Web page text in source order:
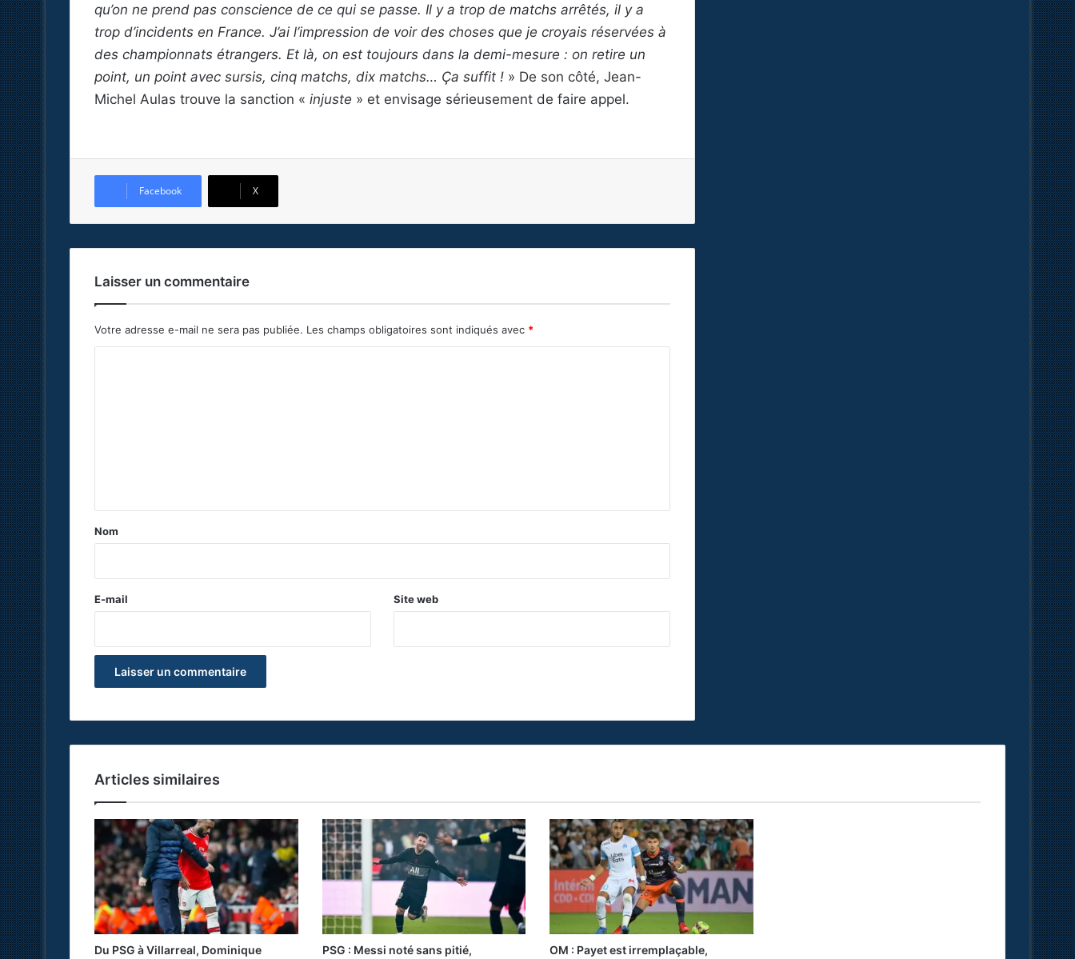
qu’on ne prend pas conscience de ce qui se passe. Il y a trop de matchs arrêtés, il y a
trop d’incidents en France. J’ai l’impression de voir des choses que je croyais réservées à
des championnats étrangers. Et là, on est toujours dans la demi-mesure : on retire un
point, un point avec sursis, cinq matchs, dix matchs… Ça suffit ! » De son côté, Jean-
Michel Aulas trouve la sanction « injuste » et envisage sérieusement de faire appel.
Facebook X
Laisser un commentaire
Votre adresse e-mail ne sera pas publiée. Les champs obligatoires sont indiqués avec *
a
e
Nom
E-mail Site web
Articles similaires
Du PSG à Villarreal, Dominique
PSG : Messi noté sans pitié,
OM : Payet est irremplaçable,